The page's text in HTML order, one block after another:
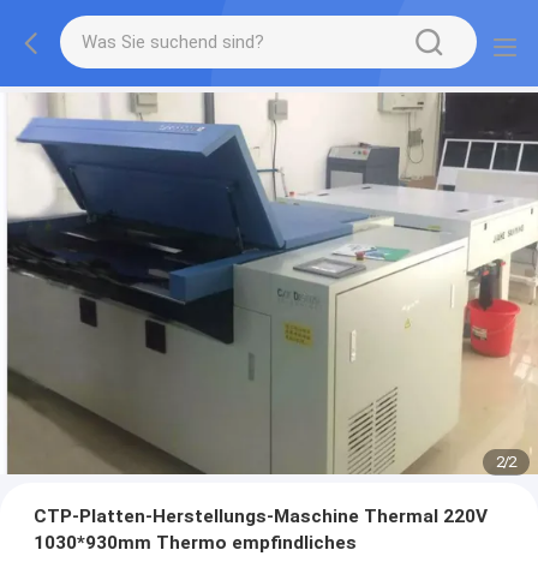
2/2
CTP-Platten-Herstellungs-Maschine Thermal 220V
1030*930mm Thermo empfindliches